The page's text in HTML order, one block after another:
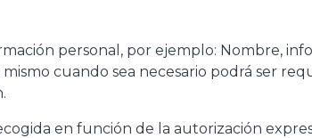
personal, por ejemplo: Nombre,
cuando sea necesario podrá ser
en función de la autorización